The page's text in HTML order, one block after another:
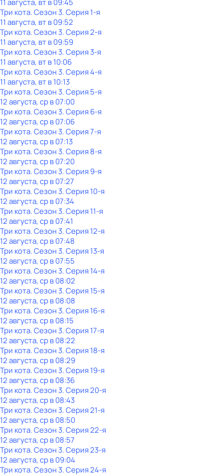
11 августа, вт в 09:45
Три кота. Сезон 3. Серия 1-я
11 августа, вт в 09:52
Три кота. Сезон 3. Серия 2-я
11 августа, вт в 09:59
Три кота. Сезон 3. Серия 3-я
11 августа, вт в 10:06
Три кота. Сезон 3. Серия 4-я
11 августа, вт в 10:13
Три кота. Сезон 3. Серия 5-я
12 августа, ср в 07:00
Три кота. Сезон 3. Серия 6-я
12 августа, ср в 07:06
Три кота. Сезон 3. Серия 7-я
12 августа, ср в 07:13
Три кота. Сезон 3. Серия 8-я
12 августа, ср в 07:20
Три кота. Сезон 3. Серия 9-я
12 августа, ср в 07:27
Три кота. Сезон 3. Серия 10-я
12 августа, ср в 07:34
Три кота. Сезон 3. Серия 11-я
12 августа, ср в 07:41
Три кота. Сезон 3. Серия 12-я
12 августа, ср в 07:48
Три кота. Сезон 3. Серия 13-я
12 августа, ср в 07:55
Три кота. Сезон 3. Серия 14-я
12 августа, ср в 08:02
Три кота. Сезон 3. Серия 15-я
12 августа, ср в 08:08
Три кота. Сезон 3. Серия 16-я
12 августа, ср в 08:15
Три кота. Сезон 3. Серия 17-я
12 августа, ср в 08:22
Три кота. Сезон 3. Серия 18-я
12 августа, ср в 08:29
Три кота. Сезон 3. Серия 19-я
12 августа, ср в 08:36
Три кота. Сезон 3. Серия 20-я
12 августа, ср в 08:43
Три кота. Сезон 3. Серия 21-я
12 августа, ср в 08:50
Три кота. Сезон 3. Серия 22-я
12 августа, ср в 08:57
Три кота. Сезон 3. Серия 23-я
12 августа, ср в 09:04
Три кота. Сезон 3. Серия 24-я